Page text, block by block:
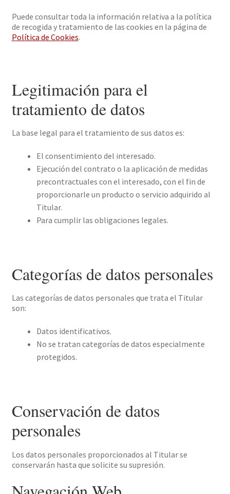
Puede consultar toda la información relativa a la política
de recogida y tratamiento de las cookies en la página de
Política de Cookies.
Legitimación para el
tratamiento de datos
La base legal para el tratamiento de sus datos es:
El consentimiento del interesado.
Ejecución del contrato o la aplicación de medidas
precontractuales con el interesado, con el fin de
proporcionarle un producto o servicio adquirido al
Titular.
Para cumplir las obligaciones legales.
Categorías de datos personales
Las categorías de datos personales que trata el Titular
son:
Datos identificativos.
No se tratan categorías de datos especialmente
protegidos.
Conservación de datos
personales
Los datos personales proporcionados al Titular se
conservarán hasta que solicite su supresión.